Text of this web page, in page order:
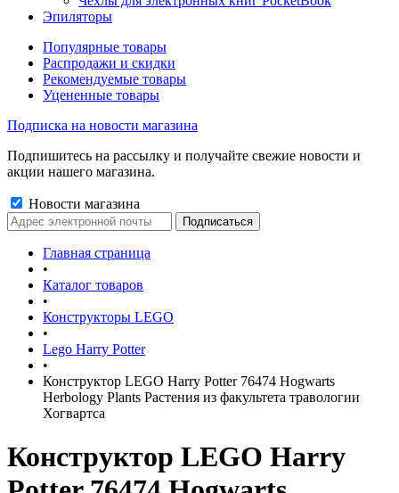
Эпиляторы
Популярные товары
Распродажи и скидки
Рекомендуемые товары
Уцененные товары
Подписка на новости магазина
Подпишитесь на рассылку и получайте свежие новости и
акции нашего магазина.
Новости магазина
Главная страница
•
Каталог товаров
•
Конструкторы LEGO
•
Lego Harry Potter
•
Конструктор LEGO Harry Potter 76474 Hogwarts
Herbology Plants Растения из факультета травологии
Хогвартса
Конструктор LEGO Harry